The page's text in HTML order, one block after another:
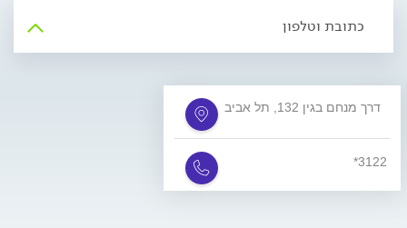
כתובת וטלפון
דרך מנחם בגין 132, תל אביב
*3122